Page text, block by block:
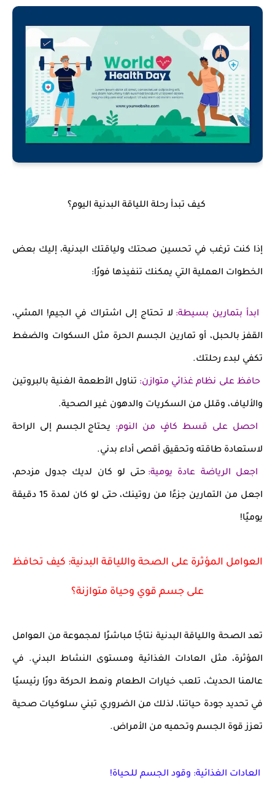
كيف تبدأ رحلة اللياقة البدنية اليوم؟
إذا كنت ترغب في تحسين صحتك ولياقتك البدنية، إليك بعض
الخطوات العملية التي يمكنك تنفيذها فورًا:
ابدأ بتمارين بسيطة: لا تحتاج إلى اشتراك في الجيم! المشي،
القفز بالحبل، أو تمارين الجسم الحرة مثل السكوات والضغط
تكفي لبدء رحلتك.
حافظ على نظام غذائي متوازن: تناول الأطعمة الغنية بالبروتين
والألياف، وقلل من السكريات والدهون غير الصحية.
احصل على قسط كافٍ من النوم: يحتاج الجسم إلى الراحة
لاستعادة طاقته وتحقيق أقصى أداء بدني.
اجعل الرياضة عادة يومية: حتى لو كان لديك جدول مزدحم،
اجعل من التمارين جزءًا من روتينك، حتى لو كان لمدة 15 دقيقة
يوميًا!
العوامل المؤثرة على الصحة واللياقة البدنية: كيف تحافظ
على جسم قوي وحياة متوازنة؟
تعد الصحة واللياقة البدنية نتاجًا مباشرًا لمجموعة من العوامل
المؤثرة، مثل العادات الغذائية ومستوى النشاط البدني. في
عالمنا الحديث، تلعبخيارات الطعام ونمط الحركة دورًا رئيسيًا
في تحديد جودة حياتنا، لذلك من الضروري تبني سلوكيات صحية
تعزز قوة الجسم وتحميه من الأمراض.
العادات الغذائية: وقود الجسم للحياة!